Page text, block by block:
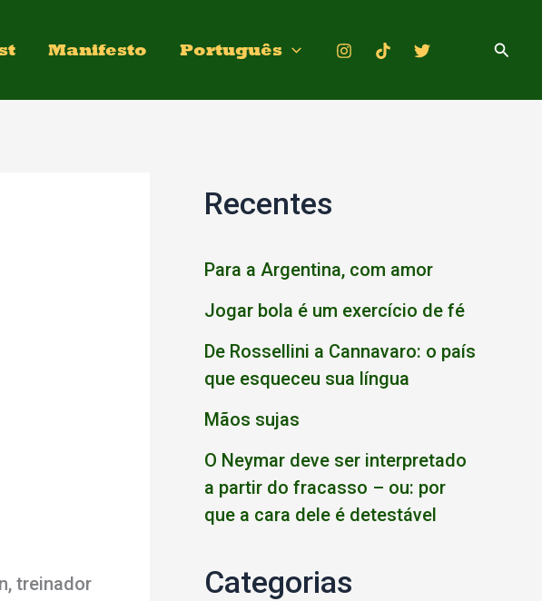
Manifesto Português
treinador
Recentes
Para a Argentina, com amor
Jogar bola é um exercício de fé
De Rossellini a Cannavaro: o país
que esqueceu sua língua
Mãos sujas
O Neymar deve ser interpretado
a partir do fracasso – ou: por
que a cara dele é detestável
Categorias